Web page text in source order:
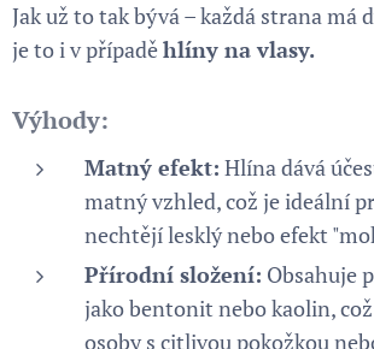
Jak už to tak bývá – každá strana má
je to i v případěhlíny na vlasy.
Výhody:
Matný efekt: Hlína dává
matný vzhled, což je ideální
nechtějí lesklý nebo efekt
Přírodní složení: Obsahuje
jako bentonit nebo kaolin,
osoby s citlivou pokožkou